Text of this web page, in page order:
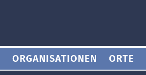
ORGANISATIONEN ORTE